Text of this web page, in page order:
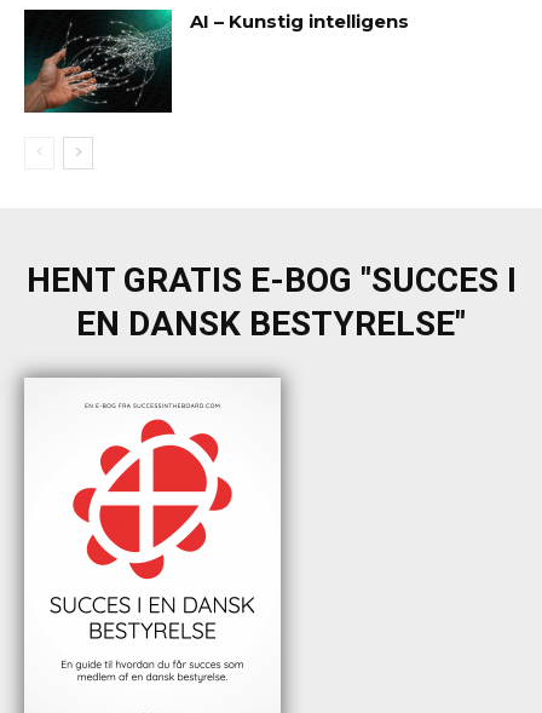
AI – Kunstig intelligens
HENT GRATIS E-BOG "SUCCES I
EN DANSK BESTYRELSE"